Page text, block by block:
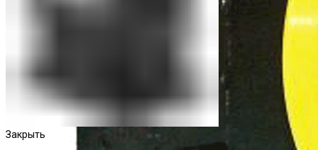
Закрыть